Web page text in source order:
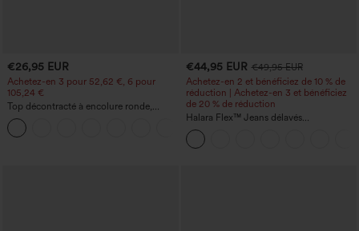
€26,95 EUR
Achetez-en 3 pour 52,62 €, 6 pour
105,24 €
Top décontracté à encolure ronde,
manches chauve-souris et coupe ample
€44,95 EUR €49,95 EUR
Achetez-en 2 et bénéficiez de 10 % de
réduction | Achetez-en 3 et bénéficiez
de 20 % de réduction
Halara Flex™ Jeans délavés
décontractés, coupe baggy à jambe
large, taille basse asymétrique, poches
zippées